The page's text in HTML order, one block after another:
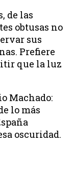
de las
obtusas no
sus
Prefiere
que la luz
Machado:
lo más
oscuridad.